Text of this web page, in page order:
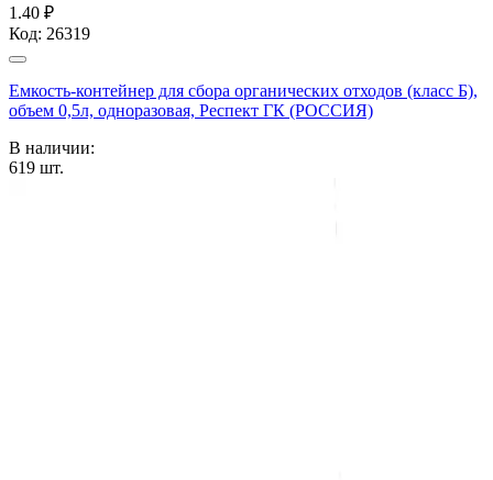
1.40 ₽
Код: 26319
Емкость-контейнер для сбора органических отходов (класс Б),
объем 0,5л, одноразовая, Респект ГК (РОССИЯ)
В наличии:
619 шт.